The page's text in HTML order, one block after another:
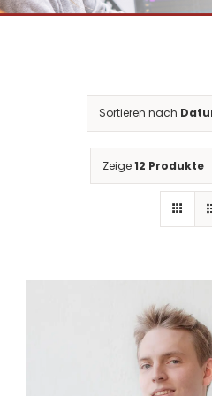
Sortieren nach
Zeige12 Produkte